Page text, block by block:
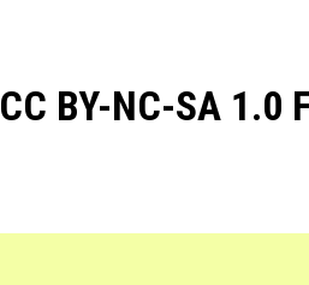
CC BY-NC-SA 1.0